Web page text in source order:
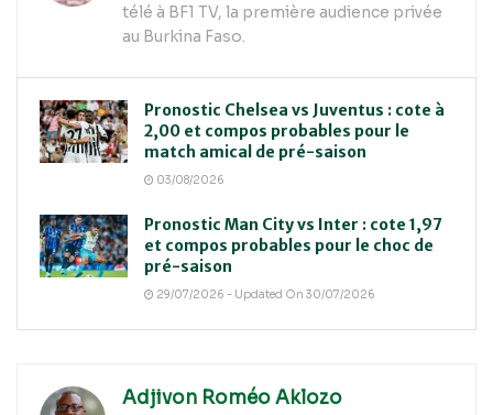
télé à BF1 TV, la première audience privée
au Burkina Faso.
Pronostic Chelsea vs Juventus : cote à
2,00 et compos probables pour le
match amical de pré-saison
03/08/2026
Pronostic Man City vs Inter : cote 1,97
et compos probables pour le choc de
pré-saison
29/07/2026 - Updated On 30/07/2026
Adjivon Roméo Aklozo